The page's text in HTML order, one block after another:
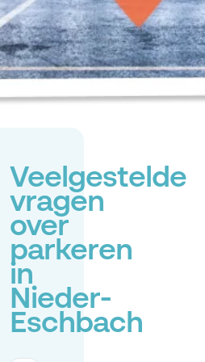
Veelgestelde
vragen
over
parkeren
in
Nieder-
Eschbach